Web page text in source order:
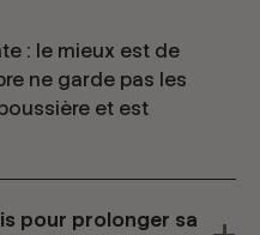
: le mieux est de
ne garde pas les
et est
pour prolonger sa